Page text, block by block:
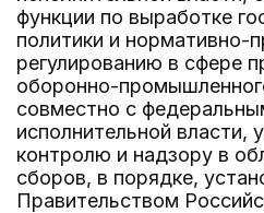
функции по выработке
политики и нормативно-
регулированию в сфере
оборонно-
совместно с
исполнительной власти,
контролю и надзору в
сборов, в порядке,
Правительством